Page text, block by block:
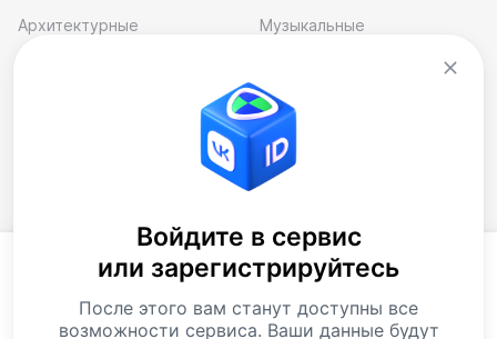
Архитектурные
Музей современного
Музыкальные
Персональные,
мемориальные
Театральные
Подборки музеев
Скачать приложение
Продолжая использовать наш сайт, Вы
соглашаетесь на обработкуфайлов cookie.
Данные обрабатываются для предоставления
Войдите в сервис
или зарегистрируйтесь
После этого вам станут доступны все
возможности сервиса. Ваши данные будут